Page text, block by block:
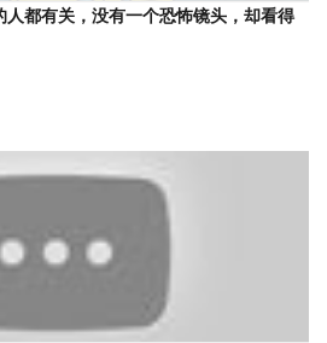
人都有关，没有一个恐怖镜头，却看得